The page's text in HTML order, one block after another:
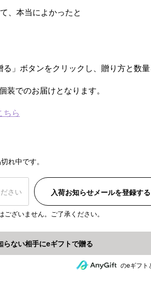
、本当によかったと
」ボタンをクリックし、贈り方と数
装でのお届けとなります。
ちら
れ中です。
入荷お知らせメールを登録する
ざいません。ご了承ください。
のeギフト